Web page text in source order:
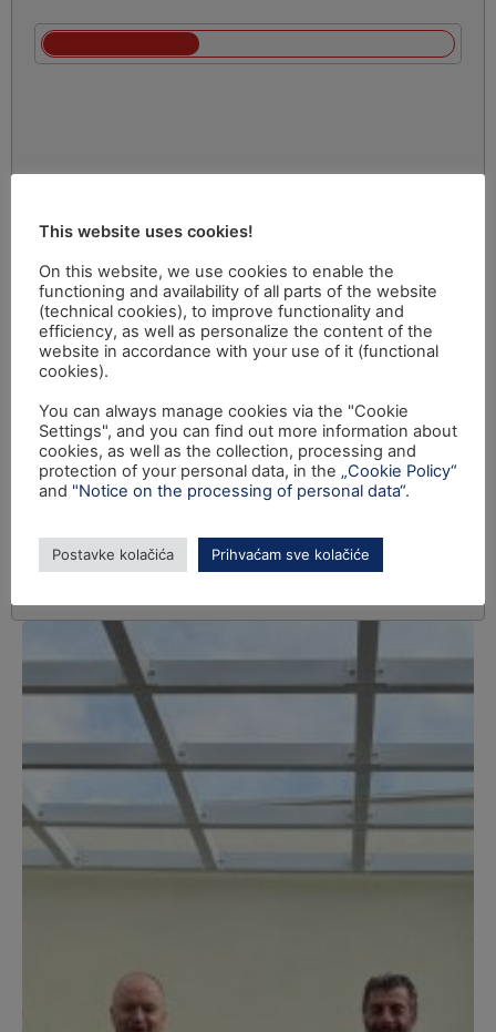
This website uses cookies!
On this website, we use cookies to enable the
functioning and availability of all parts of the website
(technical cookies), to improve functionality and
efficiency, as well as personalize the content of the
website in accordance with your use of it (functional
cookies).
You can always manage cookies via the "Cookie
Settings", and you can find out more information about
cookies, as well as the collection, processing and
protection of your personal data, in the „Cookie Policy“
and "Notice on the processing of personal data“.
Postavke kolačića Prihvaćam sve kolačiće